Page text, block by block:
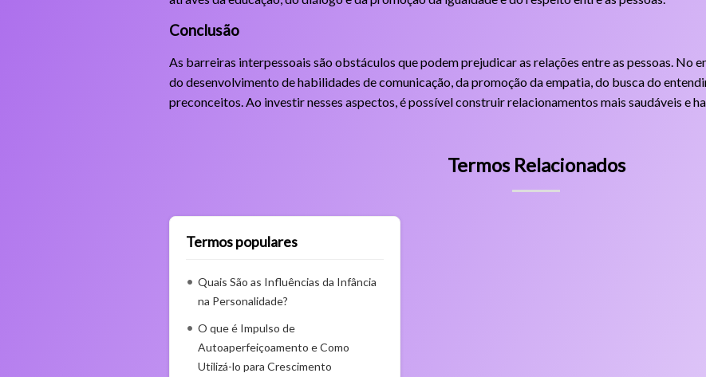
Conclusão
As barreiras interpessoais são obstáculos que podem prejudicar as relações entre as pessoas. No
do desenvolvimento de habilidades de comunicação, da promoção da empatia, do busca do
preconceitos. Ao investir nesses aspectos, é possível construir relacionamentos mais saudáveis e
Termos Relacionados
Termos populares
Quais São as Influências da Infância
na Personalidade?
O que é Impulso de
Autoaperfeiçoamento e Como
Utilizá-lo para Crescimento